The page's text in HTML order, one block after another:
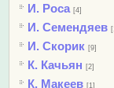
И. Роса [4]
И. Семендяев
И. Скорик [9]
К. Качьян [2]
К. Макеев [1]